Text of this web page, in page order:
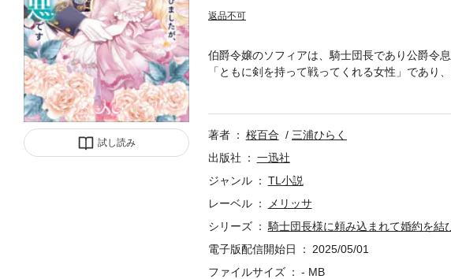
試し読み
返品不可
伯爵令嬢のソフィアは、騎士団長であり公爵令
「ともに剣を持って戦ってくれる女性」であり
考えや趣味は全く合わず、ソフィアは婚約話
著者
桜百合
三浦ひらく
出版社
一迅社
ジャンル
TL小説
レーベル
メリッサ
シリーズ
騎士団長様に頼み込まれて婚約を結
電子版配信開始日
2025/05/01
ファイルサイズ
- MB